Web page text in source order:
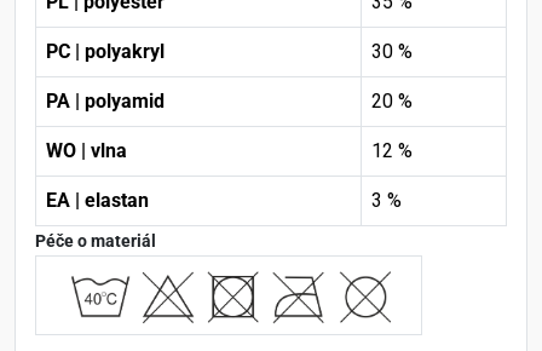
PC | polyakryl 30 %
PA | polyamid 20 %
WO | vlna 12 %
EA | elastan 3 %
Péče o materiál